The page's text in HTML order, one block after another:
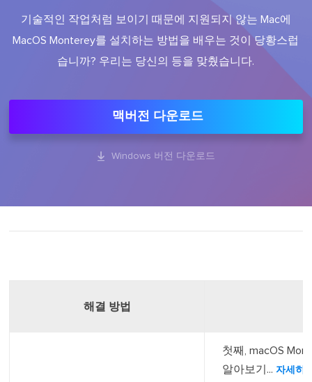
기술적인 작업처럼 보이기 때문에 지원되지 않는 Mac에
MacOS Monterey를 설치하는 방법을 배우는 것이 당황스럽
습니까? 우리는 당신의 등을 맞췄습니다.
맥버전 다운로드
 Windows 버전 다운로드
해결 방법
첫째, macOS
알아보기... 자세히